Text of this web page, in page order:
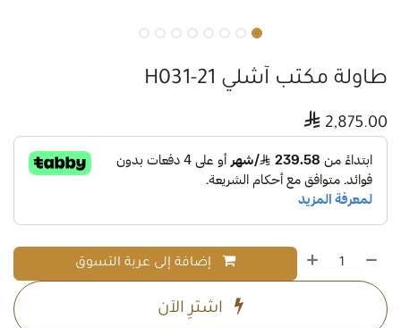
طاولة مكتب آشلي H031-21
2,875.00
إضافة إلى عربة التسوق
اشترِ الآن